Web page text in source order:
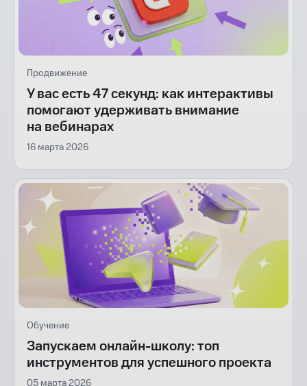
Продвижение
У вас есть 47 секунд: как интерактивы
помогают удерживать внимание
на вебинарах
16 марта 2026
Обучение
Запускаем онлайн-школу: топ
инструментов для успешного проекта
05 марта 2026